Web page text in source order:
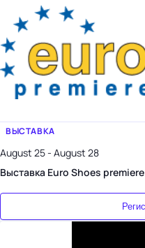
ВЫСТАВКА
August 25 - August 28
Выставка Euro Shoes